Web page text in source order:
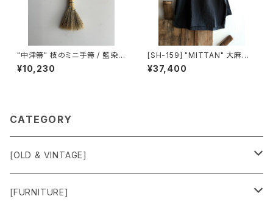
"中津箒" 枝のミニ手箒 / 藍染
め糸 (約53㎝)
¥10,230
[SH-159] "MITTAN" 大麻長
袖プルオーバー 高密度
¥37,400
CATEGORY
[OLD & VINTAGE]
Sweat & Knit
[FURNITURE]